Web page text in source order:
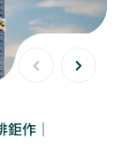
作｜